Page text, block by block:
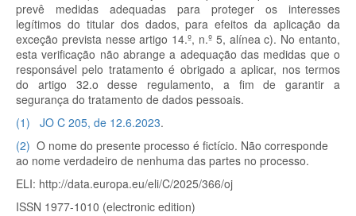
prevê medidas adequadas para proteger os interesses
legítimos do titular dos dados, para efeitos da aplicação da
exceção prevista nesse artigo 14.º, n.º 5, alínea c). No entanto,
esta verificação não abrange a adequação das medidas que o
responsável pelo tratamento é obrigado a aplicar, nos termos
do artigo 32.o
desse regulamento, a fim de garantir a
segurança do tratamento de dados pessoais.
(1) JO C 205, de 12.6.2023.
(2) O nome do presente processo é fictício. Não corresponde
ao nome verdadeiro de nenhuma das partes no processo.
ELI: http://data.europa.eu/eli/C/2025/366/oj
ISSN 1977-1010 (electronic edition)